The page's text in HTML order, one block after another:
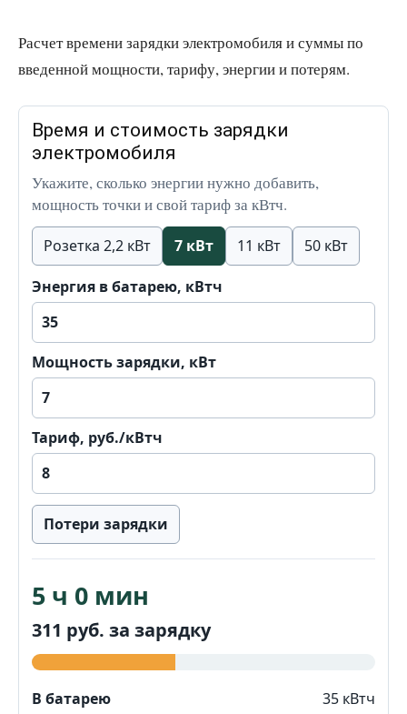
Расчет времени зарядки электромобиля и суммы по
введенной мощности, тарифу, энергии и потерям.
Время и стоимость зарядки
электромобиля
Укажите, сколько энергии нужно добавить,
мощность точки и свой тариф за кВтч.
Розетка 2,2 кВт 7 кВт 11 кВт 50 кВт
Энергия в батарею, кВтч
Мощность зарядки, кВт
Тариф, руб./кВтч
Потери зарядки
5 ч 0 мин
311 руб. за зарядку
В батарею
35 кВтч